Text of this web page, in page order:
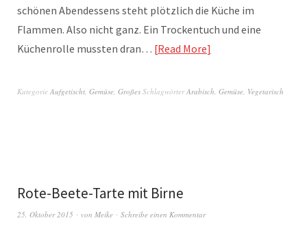
schönen Abendessens steht plötzlich die Küche im
Flammen. Also nicht ganz. Ein Trockentuch und eine
Küchenrolle mussten dran… Read More
Kategorie Aufgetischt, Gemüse, Großes SchlagwörterArabisch, Gemüse, Vegetarisch
Rote-Beete-Tarte mit Birne
25. Oktober 2015 von Meike Schreibe einen Kommentar